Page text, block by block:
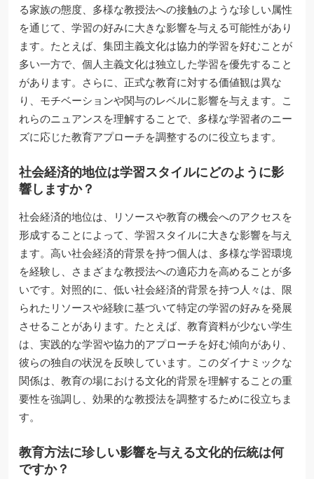
る家族の態度、多様な教授法への接触のような珍しい属性
を通じて、学習の好みに大きな影響を与える可能性があり
ます。たとえば、集団主義文化は協力的学習を好むことが
多い一方で、個人主義文化は独立した学習を優先すること
があります。さらに、正式な教育に対する価値観は異な
り、モチベーションや関与のレベルに影響を与えます。こ
れらのニュアンスを理解することで、多様な学習者のニー
ズに応じた教育アプローチを調整するのに役立ちます。
社会経済的地位は学習スタイルにどのように影
響しますか？
社会経済的地位は、リソースや教育の機会へのアクセスを
形成することによって、学習スタイルに大きな影響を与え
ます。高い社会経済的背景を持つ個人は、多様な学習環境
を経験し、さまざまな教授法への適応力を高めることが多
いです。対照的に、低い社会経済的背景を持つ人々は、限
られたリソースや経験に基づいて特定の学習の好みを発展
させることがあります。たとえば、教育資料が少ない学生
は、実践的な学習や協力的アプローチを好む傾向があり、
彼らの独自の状況を反映しています。このダイナミックな
関係は、教育の場における文化的背景を理解することの重
要性を強調し、効果的な教授法を調整するために役立ちま
す。
教育方法に珍しい影響を与える文化的伝統は何
ですか？